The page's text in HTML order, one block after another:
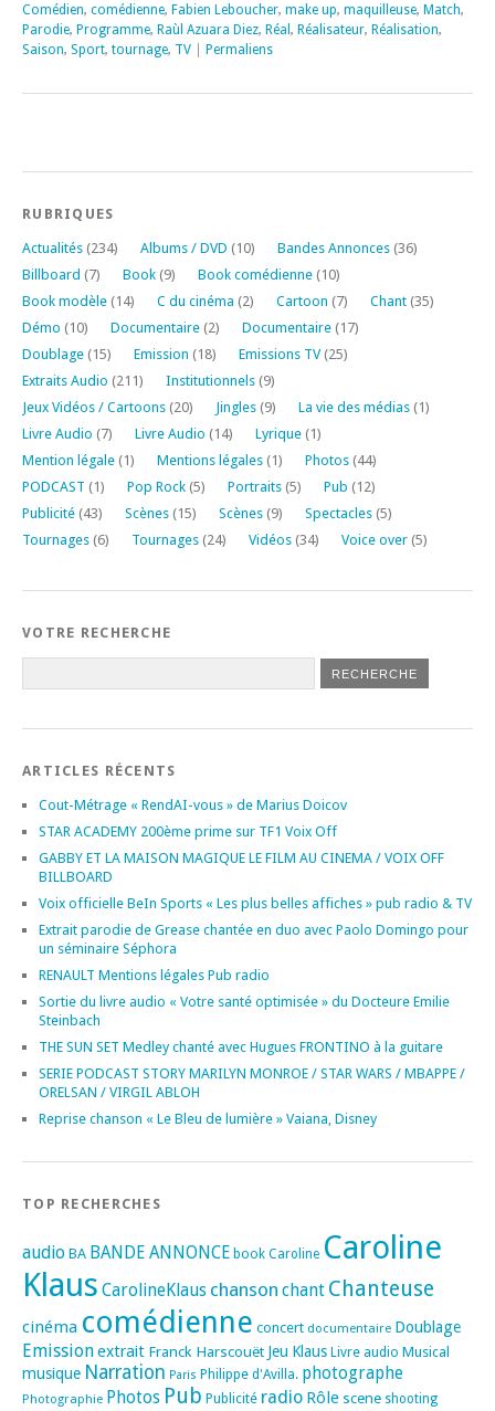
Comédien, comédienne, Fabien Leboucher, make up, maquilleuse, Match,
Parodie, Programme, Raùl Azuara Diez, Réal , Réalisateur, Réalisation,
Saison, Sport, tournage, TV Permaliens
RUBRIQUES
Actualités (234) Albums / DVD (10) Bandes Annonces (36)
Billboard (7) Book (9) Book comédienne (10)
Book modèle (14) C du cinéma (2) Cartoon (7) Chant (35)
Démo (10) Documentaire (2) Documentaire (17)
Doublage (15) Emission (18) Emissions TV(25)
Extraits Audio (211) Institutionnels (9)
Jeux Vidéos / Cartoons (20) Jingles (9) La vie des médias (1)
Livre Audio (7) Livre Audio (14) Lyrique (1)
Mention légale (1) Mentions légales (1) Photos (44)
PODCAST (1) Pop Rock (5) Portraits (5) Pub (12)
Publicité (43) Scènes (15) Scènes (9) Spectacles (5)
Tournages (6) Tournages (24) Vidéos (34) Voice over (5)
VOTRE RECHERCHE
ARTICLES RÉCENTS
Cout-Métrage « RendAI-vous » de Marius Doicov
STAR ACADEMY 200ème prime sur TF1 Voix Off
GABBY ET LA MAISON MAGIQUE LE FILM AU CINEMA / VOIX OFF
BILLBOARD
Voix officielle BeIn Sports « Les plus belles affiches » pub radio & TV
Extrait parodie de Grease chantée en duo avec Paolo Domingo pour
un séminaire Séphora
RENAULT Mentions légales Pub radio
Sortie du livre audio « Votre santé optimisée » du Docteure Emilie
Steinbach
THE SUN SET Medley chanté avec Hugues FRONTINO à la guitare
SERIE PODCAST STORY MARILYN MONROE / STAR WARS / MBAPPE /
ORELSAN / VIRGIL ABLOH
Reprise chanson « Le Bleu de lumière » Vaiana, Disney
TOP RECHERCHES
audio BA BANDE ANNONCE book Caroline Caroline
Klaus CarolineKlaus chanson chant Chanteuse
cinéma comédienne concert documentaire Doublage
Emissionextrait Franck Harscouët Jeu Klaus Livre audio Musical
musique Narration Paris Philippe d'Avilla. photographe
Photographie Photos Pub Publicité radio Rôle scene shooting